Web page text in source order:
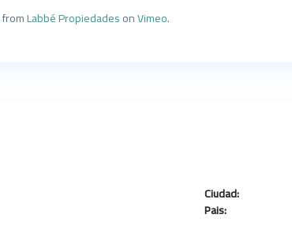
fromLabbé PropiedadesonVimeo.
Ciudad:
Pais: